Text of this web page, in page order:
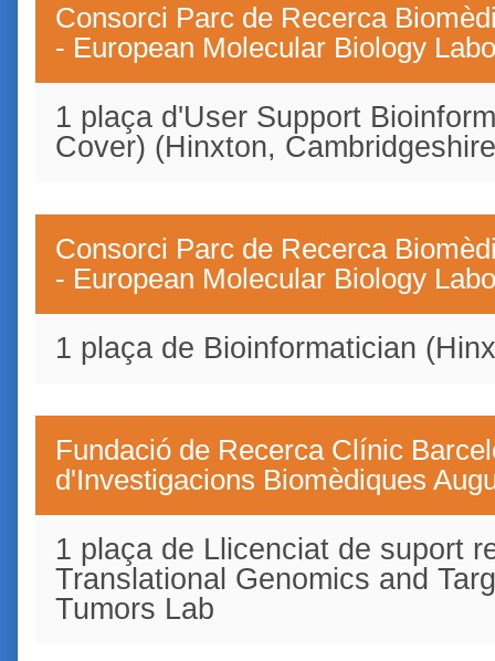
Consorci Parc de Recerca
- European Molecular Biology
1 plaça d'User Support
Cover) (Hinxton,
Consorci Parc de Recerca
- European Molecular Biology
1 plaça de Bioinformatician
Fundació de Recerca Clínic
d'Investigacions Biomèdiques
1 plaça de Llicenciat de suport
Translational Genomics and
Tumors Lab